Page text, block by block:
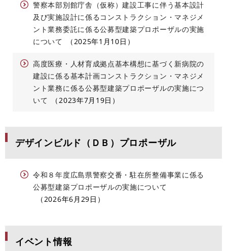
警察本部別館庁舎（仮称）建設工事に伴う基本設計
及び実施設計に係るコンストラクション・マネジメ
ント業務委託に係る公募型建築プロポーザルの実施
について
2025年1月10日
高度医療・人材育成拠点基本構想に基づく新病院の
建設に係る基本計画コンストラクション・マネジメ
ント業務に係る公募型建築プロポーザルの実施につ
いて
2023年7月19日
デザインビルド（ＤＢ）プロポーザル
令和８年度広島県警察交番・駐在所整備事業に係る
公募型建築プロポーザルの実施について
2026年6月29日
イベント情報